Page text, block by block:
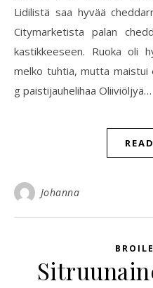
Lidilistä saa hyvää
Citymarketista palan
kastikkeeseen. Ruoka oli
melko tuhtia, mutta maistui
g paistijauhelihaa Oliiviöljyä…
Johanna